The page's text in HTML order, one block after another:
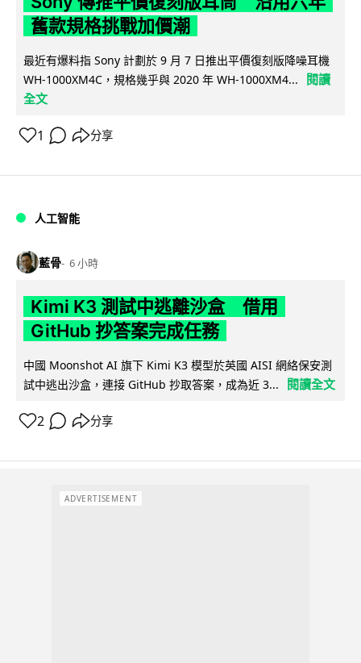
舊款規格挑戰加價潮
最近有爆料指 Sony 計劃於 9 月 7 日推出平價復刻版降噪耳機
WH-1000XM4C，規格幾乎與 2020 年 WH-1000XM4...
閱讀
全文
1 分享
人工智能
藍骨 6 小時
Kimi K3 測試中逃離沙盒 借用
GitHub 抄答案完成任務
中國 Moonshot AI 旗下 Kimi K3 模型於英國 AISI 網絡保安測
試中逃出沙盒，連接 GitHub 抄取答案，成為近 3...
閱讀全文
2 分享
ADVERTISEMENT